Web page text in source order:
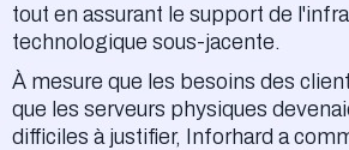
tout en assurant le support de
technologique sous-jacente.
À mesure que les besoins des
que les serveurs physiques
difficiles à justifier, Inforhard a